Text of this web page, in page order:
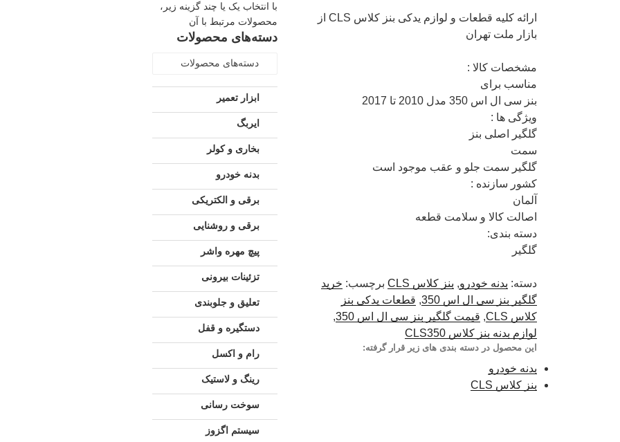
ارائه کلیه قطعات و لوازم یدکی بنز کلاس CLS از
بازار ملت تهران
مشخصات کالا :
مناسب برای
بنز سی ال اس 350 مدل 2010 تا 2017
ویژگی ها :
گلگیر اصلی بنز
سمت
گلگیر سمت جلو و عقب موجود است
کشور سازنده :
آلمان
اصالت کالا و سلامت قطعه
دسته بندی:
گلگیر
دسته: بدنه خودرو, بنز کلاس CLS برچسب: خرید
گلگیر بنز سی ال اس 350
, قطعات یدکی بنز
کلاس CLS
, قیمت گلگیر بنز سی ال اس 350
,
لوازم بدنه بنز کلاس CLS350
این محصول در دسته بندی های زیر قرار گرفته:
بدنه خودرو
بنز کلاس CLS
با انتخاب یک یا چند گزینه زیر،
محصولات مرتبط با آن
دسته‌های محصولات
دسته‌های محصولات
ابزار تعمیر
ایربگ
بخاری و کولر
بدنه خودرو
برقی و الکتریکی
برقی و روشنایی
پیچ مهره واشر
تزئینات بیرونی
تعلیق و جلوبندی
دستگیره و قفل
رام و اکسل
رینگ و لاستیک
سوخت رسانی
سیستم اگزوز